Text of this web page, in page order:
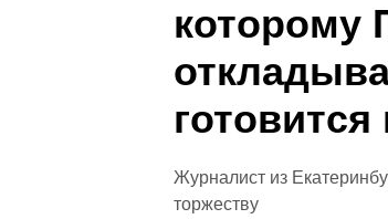
которому
Журналист из
торжеству